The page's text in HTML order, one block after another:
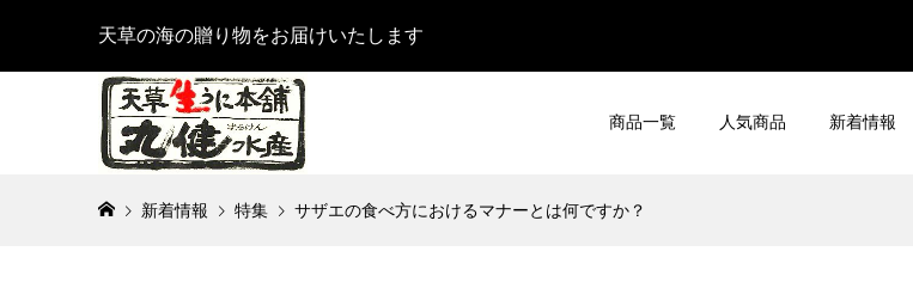
天草の海の贈り物をお届けいたします
商品一覧 人気商品 新着情報
新着情報 特集 サザエの食べ方におけるマナーとは何ですか？